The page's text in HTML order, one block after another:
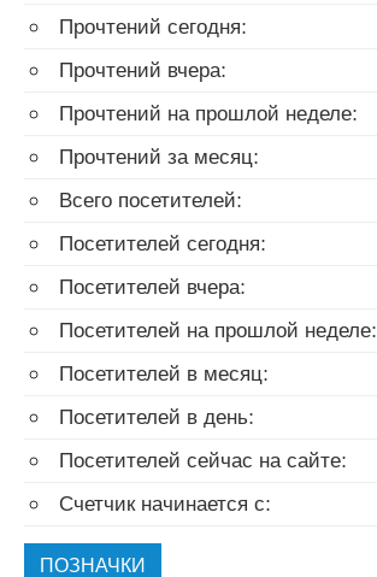
Прочтений сегодня:
Прочтений вчера:
Прочтений на прошлой неделе:
Прочтений за месяц:
Всего посетителей:
Посетителей сегодня:
Посетителей вчера:
Посетителей на прошлой неделе:
Посетителей в месяц:
Посетителей в день:
Посетителей сейчас на сайте:
Счетчик начинается с:
ПОЗНАЧКИ